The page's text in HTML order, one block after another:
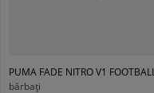
PUMA FADE NITRO V1 FOOTBALL
bărbați